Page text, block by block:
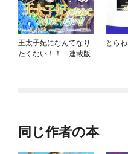
王太子妃になんてなり
たくない！！ 連載版
とら
同じ作者の本